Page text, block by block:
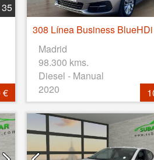
35
€
Madrid
98.300 kms.
Diesel - Manual
2020